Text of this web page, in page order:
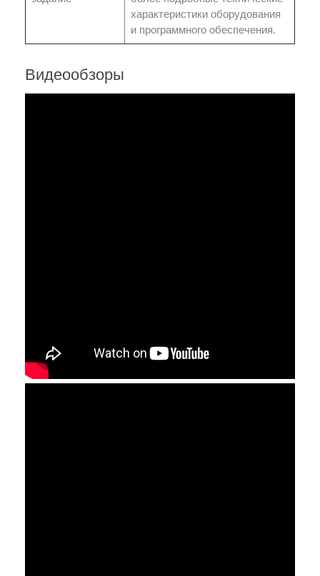
характеристики оборудования
и программного обеспечения.
Видеообзоры